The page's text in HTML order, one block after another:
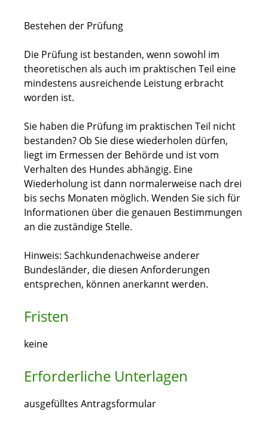
Bestehen der Prüfung
Die Prüfung ist bestanden, wenn sowohl im
theoretischen als auch im praktischen Teil eine
mindestens ausreichende Leistung erbracht
worden ist.
Sie haben die Prüfung im praktischen Teil nicht
bestanden? Ob Sie diese wiederholen dürfen,
liegt im Ermessen der Behörde und ist vom
Verhalten des Hundes abhängig. Eine
Wiederholung ist dann normalerweise nach drei
bis sechs Monaten möglich. Wenden Sie sich für
Informationen über die genauen Bestimmungen
an die zuständige Stelle.
Hinweis: Sachkundenachweise anderer
Bundesländer, die diesen Anforderungen
entsprechen, können anerkannt werden.
Fristen
keine
Erforderliche Unterlagen
ausgefülltes Antragsformular